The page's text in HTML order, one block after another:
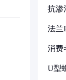
抗渗
法兰
消费
U型